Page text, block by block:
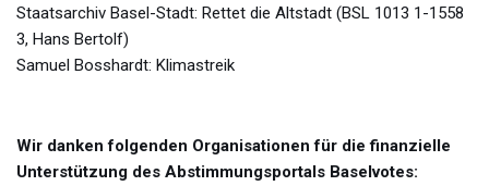
Staatsarchiv Basel-Stadt: Rettet die Altstadt (BSL 1013 1-1558
3, Hans Bertolf)
Samuel Bosshardt: Klimastreik
Wir danken folgenden Organisationen für die finanzielle
Unterstützung des Abstimmungsportals Baselvotes: